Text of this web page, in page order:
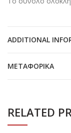
ADDITIONAL
ΜΕΤΑΦΟΡΙΚΆ
RELATED